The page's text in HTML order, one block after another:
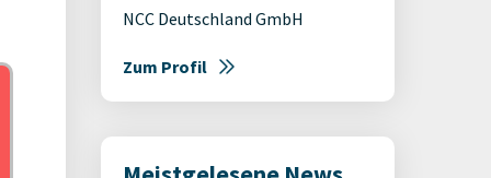
NCC Deutschland GmbH
Zum Profil